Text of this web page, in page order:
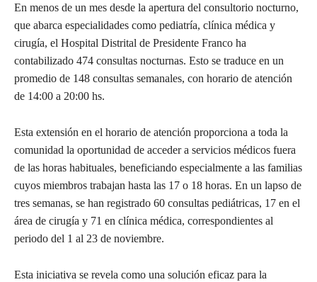
En menos de un mes desde la apertura del consultorio nocturno,
que abarca especialidades como pediatría, clínica médica y
cirugía, el Hospital Distrital de Presidente Franco ha
contabilizado 474 consultas nocturnas. Esto se traduce en un
promedio de 148 consultas semanales, con horario de atención
de 14:00 a 20:00 hs.
Esta extensión en el horario de atención proporciona a toda la
comunidad la oportunidad de acceder a servicios médicos fuera
de las horas habituales, beneficiando especialmente a las familias
cuyos miembros trabajan hasta las 17 o 18 horas. En un lapso de
tres semanas, se han registrado 60 consultas pediátricas, 17 en el
área de cirugía y 71 en clínica médica, correspondientes al
periodo del 1 al 23 de noviembre.
Esta iniciativa se revela como una solución eficaz para la